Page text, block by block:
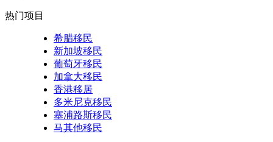
热门项目
希腊移民
新加坡移民
葡萄牙移民
加拿大移民
香港移居
多米尼克移民
塞浦路斯移民
马其他移民